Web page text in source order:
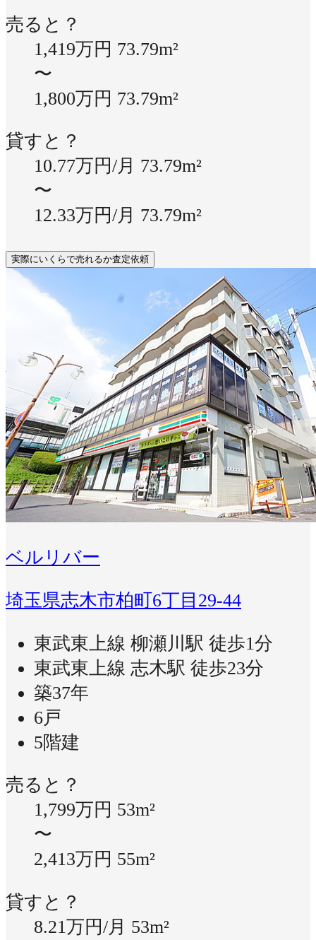
売ると？
1,419万円 73.79m²
〜
1,800万円 73.79m²
貸すと？
10.77万円/月 73.79m²
〜
12.33万円/月 73.79m²
実際にいくらで売れるか査定依頼
ベルリバー
埼玉県志木市柏町6丁目29-44
東武東上線 柳瀬川駅 徒歩1分
東武東上線 志木駅 徒歩23分
築37年
6戸
5階建
売ると？
1,799万円 53m²
〜
2,413万円 55m²
貸すと？
8.21万円/月 53m²